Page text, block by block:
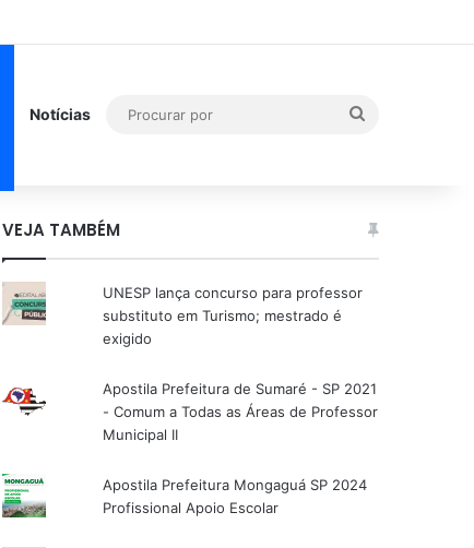
Notícias
VEJA TAMBÉM
UNESP lança concurso para professor
substituto em Turismo; mestrado é
exigido
Apostila Prefeitura de Sumaré - SP 2021
- Comum a Todas as Áreas de Professor
Municipal II
Apostila Prefeitura Mongaguá SP 2024
Profissional Apoio Escolar